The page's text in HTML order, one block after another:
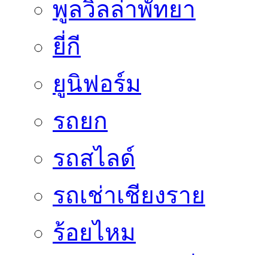
พูลวิลล่าพัทยา
ยี่กี
ยูนิฟอร์ม
รถยก
รถสไลด์
รถเช่าเชียงราย
ร้อยไหม